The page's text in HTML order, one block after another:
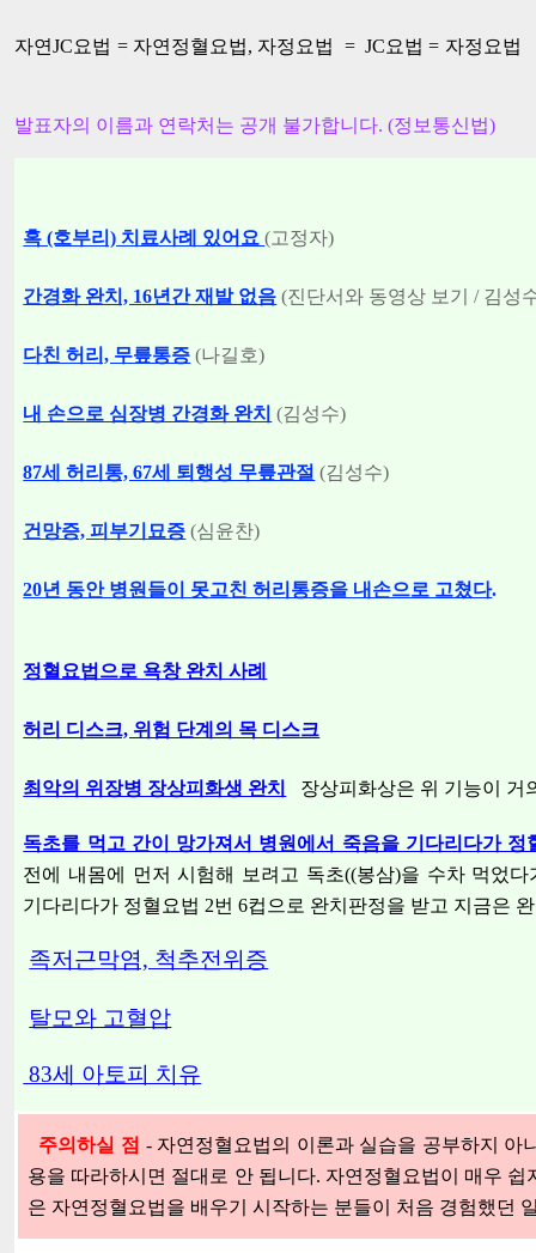
자연JC요법 = 자연정혈요법, 자정요법 = JC요법 = 자정요법
발표자의 이름과 연락처는 공개 불가합니다. (정보통신법)
혹 (호부리) 치료사례 있어요(고정자)
간경화 완치, 16년간 재발 없음 (진단서와 동영상 보기 / 김성
다친 허리, 무릎통증 (나길호)
내 손으로 심장병 간경화 완치 (김성수)
87세 허리통, 67세 퇴행성 무릎관절 (김성수)
건망증, 피부기묘증 (심윤찬)
20년 동안 병원들이 못고친 허리통증을 내손으로 고쳤다.
정혈요법으로 욕창 완치 사례
허리 디스크, 위험 단계의 목 디스크
최악의 위장병 장상피화생 완치 장상피화상은 위 기능이 거
독초를 먹고 간이 망가져서 병원에서 죽음을 기다리다가 정
전에 내몸에 먼저 시험해 보려고 독초((봉삼)을 수차 먹었
기다리다가 정혈요법 2번 6컵으로 완치판정을 받고 지금은
족저근막염, 척추전위증
탈모와 고혈압
83세 아토피 치유
주의하실 점 - 자연정혈요법의 이론과 실습을 공부하지 아
용을 따라하시면 절대로 안 됩니다. 자연정혈요법이 매우
은 자연정혈요법을 배우기 시작하는 분들이 처음 경험했던